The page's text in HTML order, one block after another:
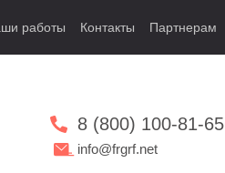
работы Контакты Партнерам
8 (800) 100-81-65
info@frgrf.net